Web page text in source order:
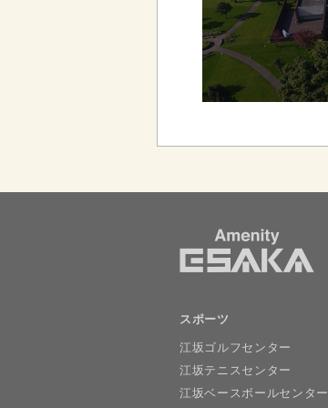
スポーツ
江坂ゴルフセンター
江坂テニスセンター
江坂ベースボールセンター